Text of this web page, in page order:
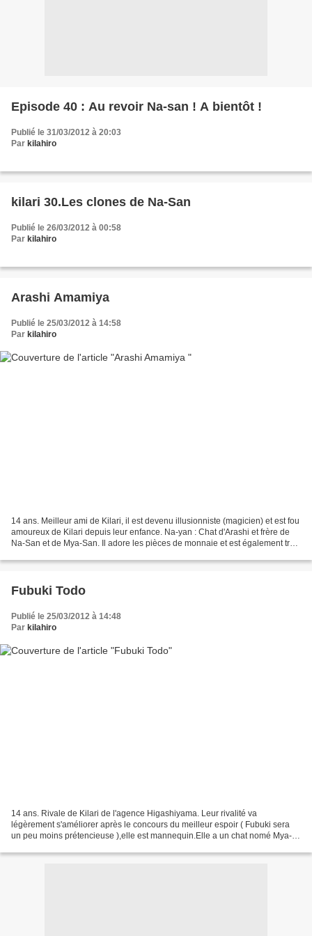
Episode 40 : Au revoir Na-san ! A bientôt !
Publié le 31/03/2012 à 20:03
Par kilahiro
kilari 30.Les clones de Na-San
Publié le 26/03/2012 à 00:58
Par kilahiro
Arashi Amamiya
Publié le 25/03/2012 à 14:58
Par kilahiro
14 ans. Meilleur ami de Kilari, il est devenu illusionniste (magicien) et est fou
amoureux de Kilari depuis leur enfance. Na-yan : Chat d'Arashi et frère de
Na-San et de Mya-San. Il adore les pièces de monnaie et est également très
Fubuki Todo
Publié le 25/03/2012 à 14:48
Par kilahiro
14 ans. Rivale de Kilari de l'agence Higashiyama. Leur rivalité va
légèrement s'améliorer après le concours du meilleur espoir ( Fubuki sera
un peu moins prétencieuse ),elle est mannequin.Elle a un chat nomé Mya-